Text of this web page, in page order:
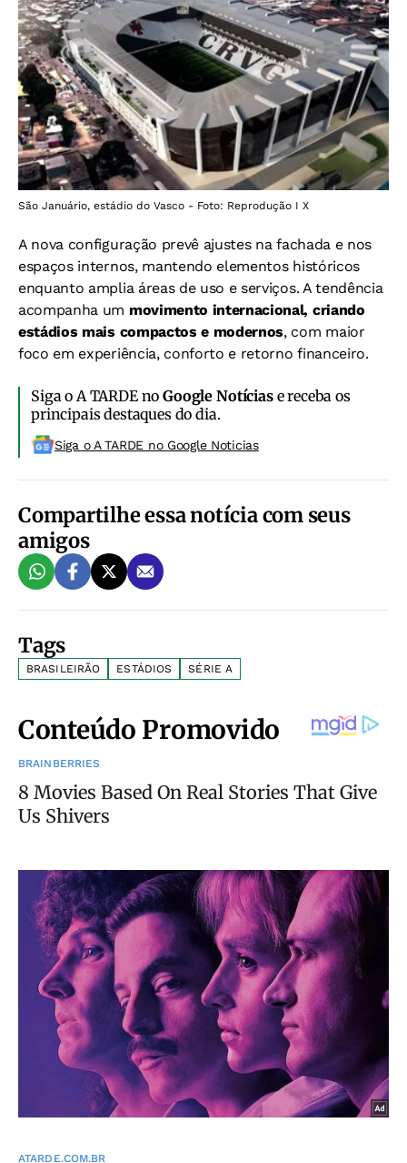
São Januário, estádio do Vasco - Foto: Reprodução I X
A nova configuração prevê ajustes na fachada e nos
espaços internos, mantendo elementos históricos
enquanto amplia áreas de uso e serviços. A tendência
acompanha um movimento internacional, criando
estádios mais compactos e modernos, com maior
foco em experiência, conforto e retorno financeiro.
Siga o A TARDE noGoogle Notíciase receba os
principais destaques do dia.
Siga o A TARDE no Google Noticias
Compartilhe essa notícia com seus
amigos
Tags
BRASILEIRÃO ESTÁDIOS SÉRIE A